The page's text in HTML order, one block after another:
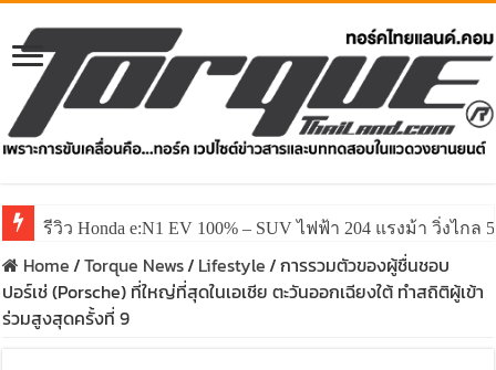
รีวิว ลองขับ All New GWM HAVAL H6 ปรับโฉมหน้าใหม่
Home/Torque News/ Lifestyle/การรวมตัวของผู้ชื่นชอบ
ปอร์เช่ (Porsche) ที่ใหญ่ที่สุดในเอเชีย ตะวันออกเฉียงใต้ ทำสถิติผู้เข้า
ร่วมสูงสุดครั้งที่ 9